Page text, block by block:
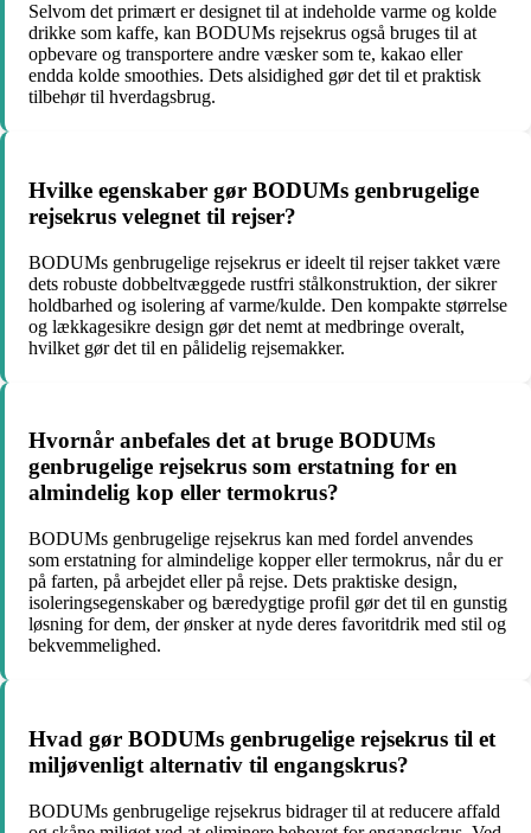
Selvom det primært er designet til at indeholde varme og kolde
drikke som kaffe, kan BODUMs rejsekrus også bruges til at
opbevare og transportere andre væsker som te, kakao eller
endda kolde smoothies. Dets alsidighed gør det til et praktisk
tilbehør til hverdagsbrug.
Hvilke egenskaber gør BODUMs genbrugelige
rejsekrus velegnet til rejser?
BODUMs genbrugelige rejsekrus er ideelt til rejser takket være
dets robuste dobbeltvæggede rustfri stålkonstruktion, der sikrer
holdbarhed og isolering af varme/kulde. Den kompakte størrelse
og lækkagesikre design gør det nemt at medbringe overalt,
hvilket gør det til en pålidelig rejsemakker.
Hvornår anbefales det at bruge BODUMs
genbrugelige rejsekrus som erstatning for en
almindelig kop eller termokrus?
BODUMs genbrugelige rejsekrus kan med fordel anvendes
som erstatning for almindelige kopper eller termokrus, når du er
på farten, på arbejdet eller på rejse. Dets praktiske design,
isoleringsegenskaber og bæredygtige profil gør det til en gunstig
løsning for dem, der ønsker at nyde deres favoritdrik med stil og
bekvemmelighed.
Hvad gør BODUMs genbrugelige rejsekrus til et
miljøvenligt alternativ til engangskrus?
BODUMs genbrugelige rejsekrus bidrager til at reducere affald